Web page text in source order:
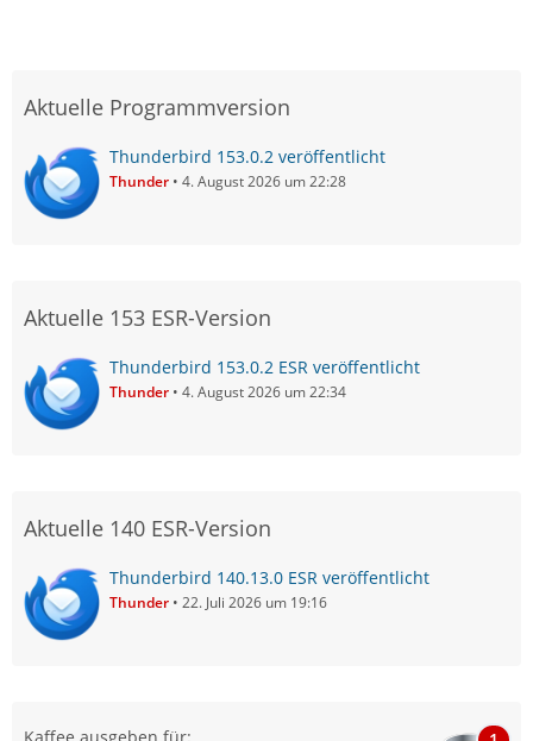
Aktuelle Programmversion
Thunderbird 153.0.2 veröffentlicht
Thunder 4. August 2026 um 22:28
Aktuelle 153 ESR-Version
Thunderbird 153.0.2 ESR veröffentlicht
Thunder 4. August 2026 um 22:34
Aktuelle 140 ESR-Version
Thunderbird 140.13.0 ESR veröffentlicht
Thunder 22. Juli 2026 um 19:16